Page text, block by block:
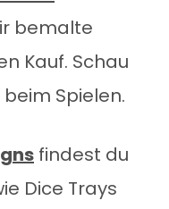
bemalte
Kauf. Schau
Spielen.
findest du
Dice Trays